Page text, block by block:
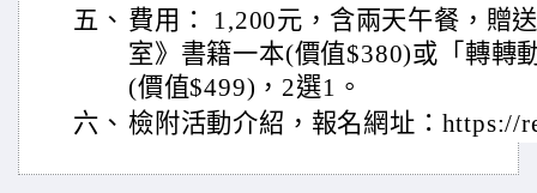
五、 費用： 1,200元，含兩天午餐，贈
室》書籍一本(價值$380)或「轉轉
(價值$499)，2選1。
六、 檢附活動介紹，報名網址：https://